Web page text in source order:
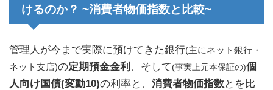
けるのか？ ~消費者物価指数と比較~
管理人が今まで実際に預けてきた銀行(主にネット銀行・
ネット支店)の定期預金金利 、そして(事実上元本保証の)個
人向け国債(変動10)の利率と、 消費者物価指数とを比